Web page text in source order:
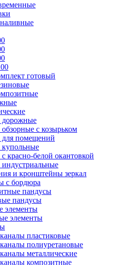
готовый
дорожные
обзорные с козырьком
для помещений
купольные
с красно-белой окантовкой
индустриальные
и кронштейны зеркал
с бордюра
пандусы
пандусы
элементы
элементы
пластиковые
полиуретановые
металлические
композитные